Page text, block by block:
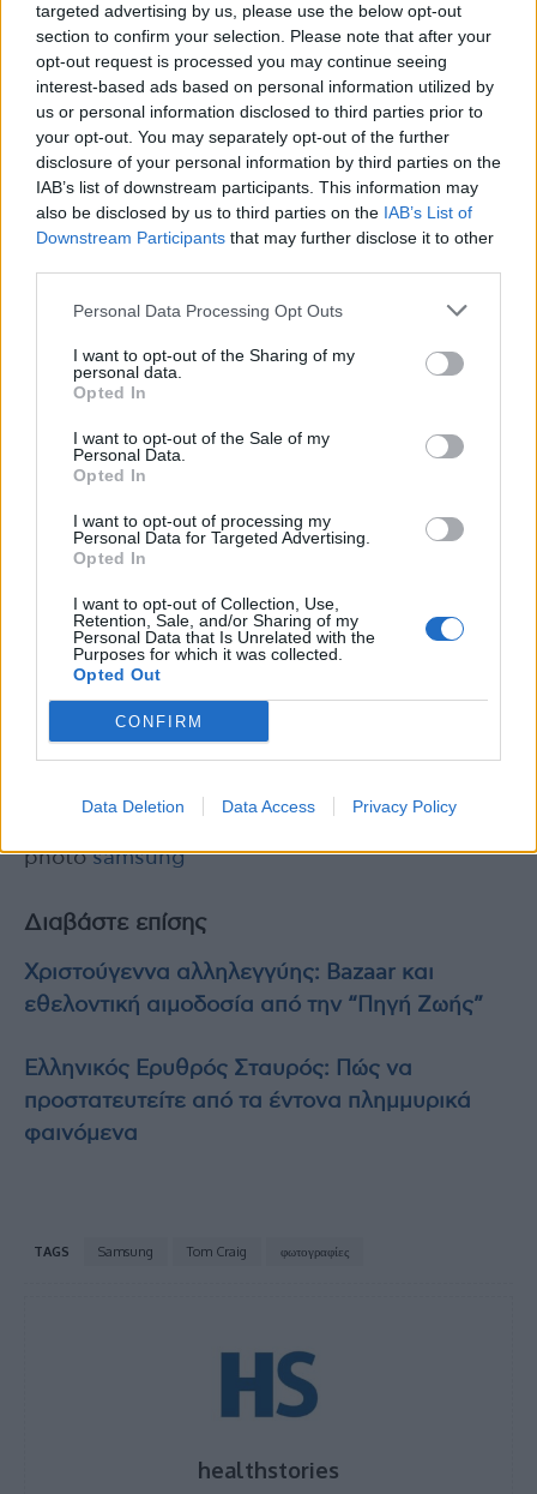
targeted advertising by us, please use the below opt-out
section to confirm your selection. Please note that after your
opt-out request is processed you may continue seeing
interest-based ads based on personal information utilized by
us or personal information disclosed to third parties prior to
your opt-out. You may separately opt-out of the further
disclosure of your personal information by third parties on the
IAB’s list of downstream participants. This information may
also be disclosed by us to third parties on the IAB’s List of
Downstream Participants that may further disclose it to other
Personal Data Processing Opt Outs
I want to opt-out of the Sharing of my
personal data.
Opted In
I want to opt-out of the Sale of my
Personal Data.
Opted In
I want to opt-out of processing my
Personal Data for Targeted Advertising.
Opted In
I want to opt-out of Collection, Use,
Retention, Sale, and/or Sharing of my
Personal Data that Is Unrelated with the
Purposes for which it was collected.
Opted Out
CONFIRM
Data Deletion Data Access Privacy Policy
Οι χρήστες μπορούν να συμμετάσχουν στο
One Shot Challenge κοινοποιώντας τις
επεξεργασμένες με το Generative Edit
φωτογραφίες τους στο Instagram. Χρειάζεται
απλά να τις ανεβάσουν προσθέτοντας το
#SamsungOneShot.
photosamsung
Διαβάστε επίσης
Χριστούγεννα αλληλεγγύης: Bazaar και
εθελοντική αιμοδοσία από την “Πηγή Ζωής”
Ελληνικός Ερυθρός Σταυρός: Πώς να
προστατευτείτε από τα έντονα πλημμυρικά
φαινόμενα
TAGS Samsung Tom Craig φωτογραφίες
healthstories